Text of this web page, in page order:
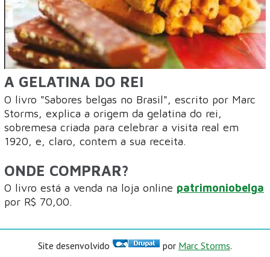
A GELATINA DO REI
O livro "Sabores belgas no Brasil", escrito por Marc
Storms, explica a origem da gelatina do rei,
sobremesa criada para celebrar a visita real em
1920, e, claro, contem a sua receita.
ONDE COMPRAR?
O livro está a venda na loja online patrimoniobelga
por R$ 70,00.
Site desenvolvido por Marc Storms.